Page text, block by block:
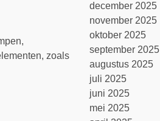
zoals
december 2025
november 2025
oktober 2025
september 2025
augustus 2025
juli 2025
juni 2025
mei 2025